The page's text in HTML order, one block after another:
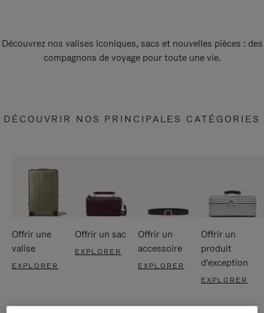
Découvrez nos valises iconiques, sacs et nouvelles pièces : des
compagnons de voyage pour toute une vie.
DÉCOUVRIR NOS PRINCIPALES CATÉGORIES
Offrir une
valise
EXPLORER
Offrir un sac
EXPLORER
Offrir un
accessoire
EXPLORER
Offrir un
produit
d'exception
EXPLORER